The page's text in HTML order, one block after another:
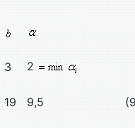
3 2
19 9,5